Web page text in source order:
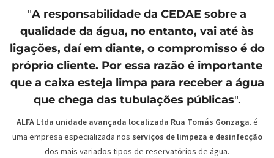
"A responsabilidade da CEDAE sobre a
qualidade da água, no entanto, vai até às
ligações, daí em diante, o compromisso é do
próprio cliente. Por essa razão é importante
que a caixa esteja limpa para receber a água
que chega das tubulações públicas".
ALFA Ltda unidade avançada localizada Rua Tomás Gonzaga. é
uma empresa especializada nos serviços de limpeza e desinfecção
dos mais variados tipos de reservatórios de água.